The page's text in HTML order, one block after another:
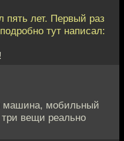
пять лет. Первый раз
тут написал:
машина, мобильный
вещи реально